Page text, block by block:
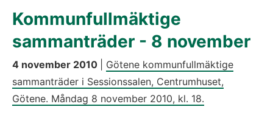
Kommunfullmäktige
sammanträder - 8 november
4 november 2010
Götene kommunfullmäktige
sammanträder i Sessionssalen, Centrumhuset,
Götene. Måndag 8 november 2010, kl. 18.